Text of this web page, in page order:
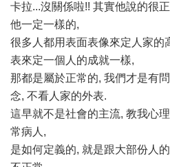
卡拉...沒關係啦!! 其實他說的很
他一定一樣的,
很多人都用表面表像來定人家的
表來定一個人的成就一樣,
那都是屬於正常的, 我們才是有
念, 不看人家的外表.
這早就不是社會的主流, 教我心
常病人,
是如何定義的, 就是跟大部份人